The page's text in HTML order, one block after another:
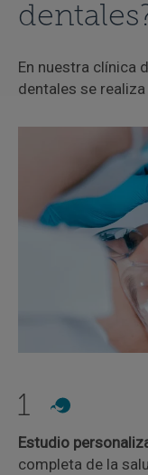
En nuestra clínica
dentales se
1
Estudio
completa de la